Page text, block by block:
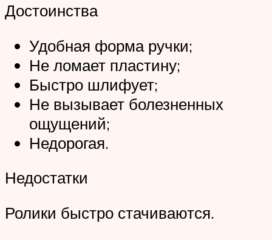
Достоинства
Удобная форма ручки;
Не ломает пластину;
Быстро шлифует;
Не вызывает болезненных
ощущений;
Недорогая.
Недостатки
Ролики быстро стачиваются.